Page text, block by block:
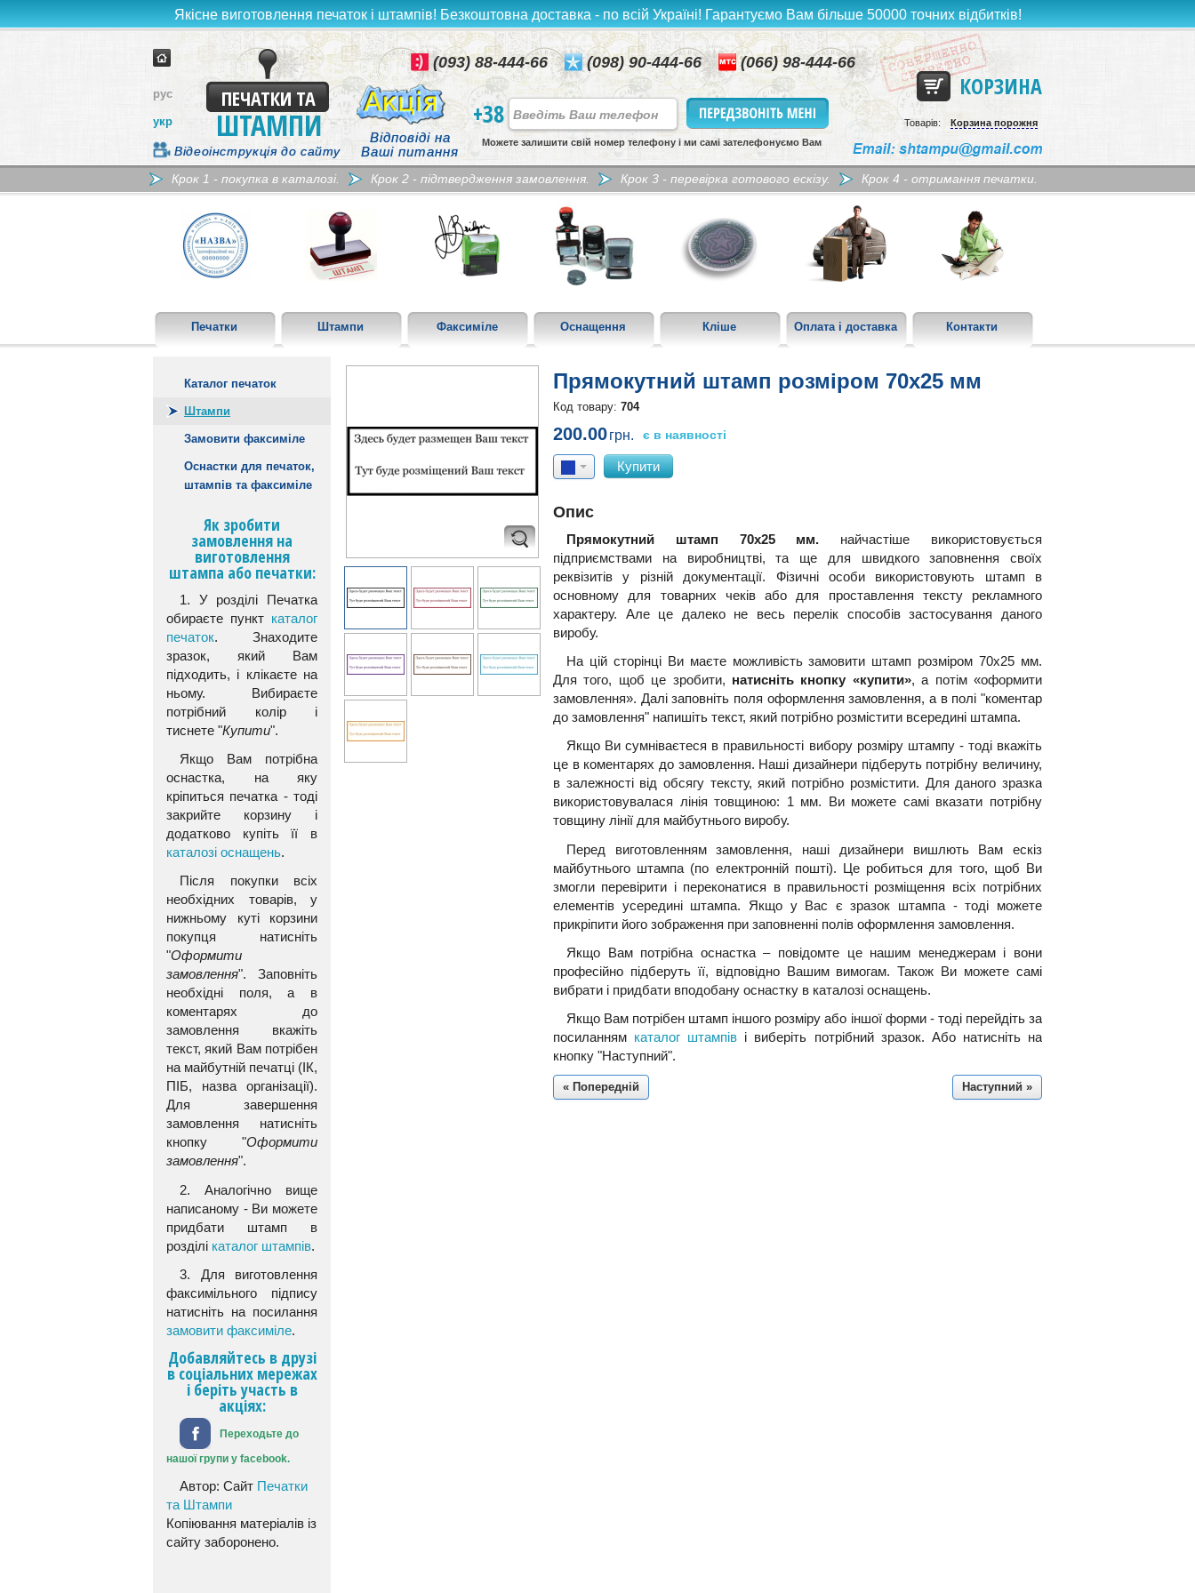
Якісне виготовлення печаток і штампів! Безкоштовна доставка - по всій Україні! Гарантуємо Вам більше 50000 точних відбитків!
ПЕЧАТКИ ТА
ШТАМПИ
Відповіді на
Ваші питання
Відеоінструкція до сайту
рус
укр
(093) 88-444-66 (098) 90-444-66 (066) 98-444-66
КОРЗИНА
Товарів: Корзина порожня
+38
Можете залишити свій номер телефону і ми самі зателефонуємо Вам
Крок 1 - покупка в каталозі. Крок 2 - підтвердження замовлення. Крок 3 - перевірка готового ескізу. Крок 4 - отримання печатки.
Печатки Штампи Факсиміле Оснащення Кліше Оплата і доставка Контакти
Каталог печаток
Штампи
Замовити факсиміле
Оснастки для печаток,
штампів та факсиміле
Як зробити
замовлення на
виготовлення
штампа або печатки:
1. У розділі Печатка
обираєте пункт каталог
печаток. Знаходите
зразок, який Вам
підходить, і клікаєте на
ньому. Вибираєте
потрібний колір і
тиснете "Купити".
Якщо Вам потрібна
оснастка, на яку
кріпиться печатка - тоді
закрийте корзину і
додатково купіть її в
каталозі оснащень.
Після покупки всіх
необхідних товарів, у
нижньому куті корзини
покупця натисніть
"Оформити
замовлення". Заповніть
необхідні поля, а в
коментарях до
замовлення вкажіть
текст, який Вам потрібен
на майбутній печатці (ІК,
ПІБ, назва організації).
Для завершення
замовлення натисніть
кнопку "Оформити
замовлення".
2. Аналогічно вище
написаному - Ви можете
придбати штамп в
розділі каталог штампів.
3. Для виготовлення
факсимільного підпису
натисніть на посилання
замовити факсиміле.
Добавляйтесь в друзі
в соціальних мережах
і беріть участь в
акціях:
Переходьте до
нашої групи у facebook.
Автор: Сайт Печатки
та Штампи
Копіювання матеріалів із
сайту заборонено.
Прямокутний штамп розміром 70х25 мм
Код товару: 704
200.00грн. є в наявності
Купити
Опис
Прямокутний штамп 70х25 мм. найчастіше використовується
підприємствами на виробництві, та ще для швидкого заповнення своїх
реквізитів у різній документації. Фізичні особи використовують штамп в
основному для товарних чеків або для проставлення тексту рекламного
характеру. Але це далеко не весь перелік способів застосування даного
виробу.
На цій сторінці Ви маєте можливість замовити штамп розміром 70х25 мм.
Для того, щоб це зробити, натисніть кнопку «купити», а потім «оформити
замовлення». Далі заповніть поля оформлення замовлення, а в полі "коментар
до замовлення" напишіть текст, який потрібно розмістити всередині штампа.
Якщо Ви сумніваєтеся в правильності вибору розміру штампу - тоді вкажіть
це в коментарях до замовлення. Наші дизайнери підберуть потрібну величину,
в залежності від обсягу тексту, який потрібно розмістити. Для даного зразка
використовувалася лінія товщиною: 1 мм. Ви можете самі вказати потрібну
товщину лінії для майбутнього виробу.
Перед виготовленням замовлення, наші дизайнери вишлють Вам ескіз
майбутнього штампа (по електронній пошті). Це робиться для того, щоб Ви
змогли перевірити і переконатися в правильності розміщення всіх потрібних
елементів усередині штампа. Якщо у Вас є зразок штампа - тоді можете
прикріпити його зображення при заповненні полів оформлення замовлення.
Якщо Вам потрібна оснастка – повідомте це нашим менеджерам і вони
професійно підберуть її, відповідно Вашим вимогам. Також Ви можете самі
вибрати і придбати вподобану оснастку в каталозі оснащень.
Якщо Вам потрібен штамп іншого розміру або іншої форми - тоді перейдіть за
посиланням каталог штампів і виберіть потрібний зразок. Або натисніть на
кнопку "Наступний".
Наступний »
« Попередній